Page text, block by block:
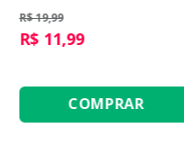
R$ 19,99
R$ 11,99
COMPRAR